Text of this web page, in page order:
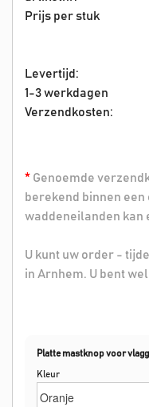
Prijs per stuk
Levertijd:
1-3 werkdagen
Verzendkosten:
* Genoemde
berekend binnen
waddeneilanden kan
U kunt uw order -
in Arnhem. U bent
Platte mastknop voor
Kleur